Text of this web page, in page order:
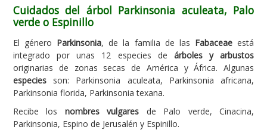
Hemisferio Sur
Enfermedades
Animales
Hongos
Carencias
Fotos
Cuidados del árbol Parkinsonia aculeata, Palo
verde o Espinillo
El género Parkinsonia, de la familia de las Fabaceaeestá
integrado por unas 12 especies de árboles y arbustos
originarias de zonas secas de América y África. Algunas
especies son: Parkinsonia aculeata, Parkinsonia africana,
Parkinsonia florida, Parkinsonia texana.
Recibe los nombres vulgares de Palo verde, Cinacina,
Parkinsonia, Espino de Jerusalén y Espinillo.